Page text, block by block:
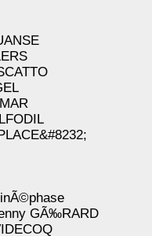
GÃ‰RARD